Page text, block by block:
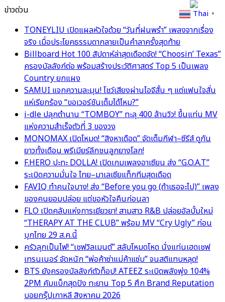
ข่าวด่วน
TONEYLIU เปิดแผลหัวใจด้วย “วันที่ฝนพรำ” เพลงจากเรื่อง
จริง เมื่อประโยคธรรมดากลายเป็นคำลาครั้งสุดท้าย
Billboard Hot 100 สัปดาห์ล่าสุดเดือดจัด! “Choosin’ Texas”
ครองบัลลังก์ต่อ พร้อมสร้างประวัติศาสตร์ Top 5 เป็นเพลง
Country ยกแผง
SAMUI แจกความละมุน! โชว์เสียงผ่านไอจีสั้น ๆ แต่แฟนใจสั่น
แห่เรียกร้อง “ขอเวอร์ชันเต็มได้ไหม?”
i-dle ปลุกตำนาน “TOMBOY” ทะลุ 400 ล้านวิว! ขึ้นแท่น MV
แห่งความสำเร็จตัวที่ 3 ของวง
MONOMAX เปิดโหมด! “สิงหาเดือด” จัดเต็มกีฬา–ซีรีส์ ดูกัน
ยาวทั้งเดือน พรีเมียร์ลีกชนลูกยางโลก!
F.HERO ปะทะ DOLLA! เปิดเกมเพลงอาเซียน ส่ง “G.O.A.T”
ระเบิดความมั่นใจ ไทย–มาเลเซียแท็กทีมสุดเดือด
FAVIQ ทำคนใจบาง! ส่ง “Before you go (ถ้าเธอจะไป)” เพลง
ของคนยอมปล่อย แต่ขอหัวใจคืนก่อนลา
FLO เปิดคลับแห่งการเยียวยา! สามสาว R&B ปล่อยอัลบั้มใหม่
“THERAPY AT THE CLUB” พร้อม MV “Cry Ugly” ก่อน
บุกไทย 29 ส.ค.นี้
ครัวลุกเป็นไฟ! “เชฟวิลเมนต์” สลับโหมดโหด นั่งแท่นเฮดเชฟ
เทรนเนอร์ จัดหนัก “พ่อค้าซ่าแม่ค้าแซ่บ” จนสติแทบหลุด!
BTS ยังครองบัลลังก์ตัวท็อป! ATEEZ ระเบิดพลังพุ่ง 104%
2PM คัมแบ็กสุดปัง ทะยาน Top 5 ศึก Brand Reputation
บอยกรุ๊ปเกาหลี สิงหาคม 2026
Thai ▼